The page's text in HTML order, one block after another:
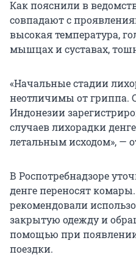
Как пояснили в
совпадают с
высокая температура,
мышцах и суставах,
«Начальные стадии
неотличимы от гриппа.
Индонезии
случаев лихорадки
летальным исходом», —
В Роспотребнадзоре
денге переносят
рекомендовали
закрытую одежду и
помощью при
поездки.